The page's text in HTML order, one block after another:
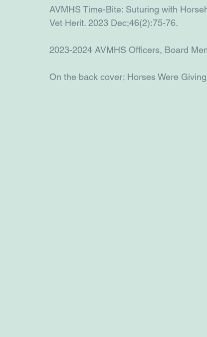
AVMHS Time-Bite: Suturing with
Vet Herit. 2023 Dec;46(2):75-76.
2023-2024 AVMHS Officers, Board
On the back cover: Horses Were